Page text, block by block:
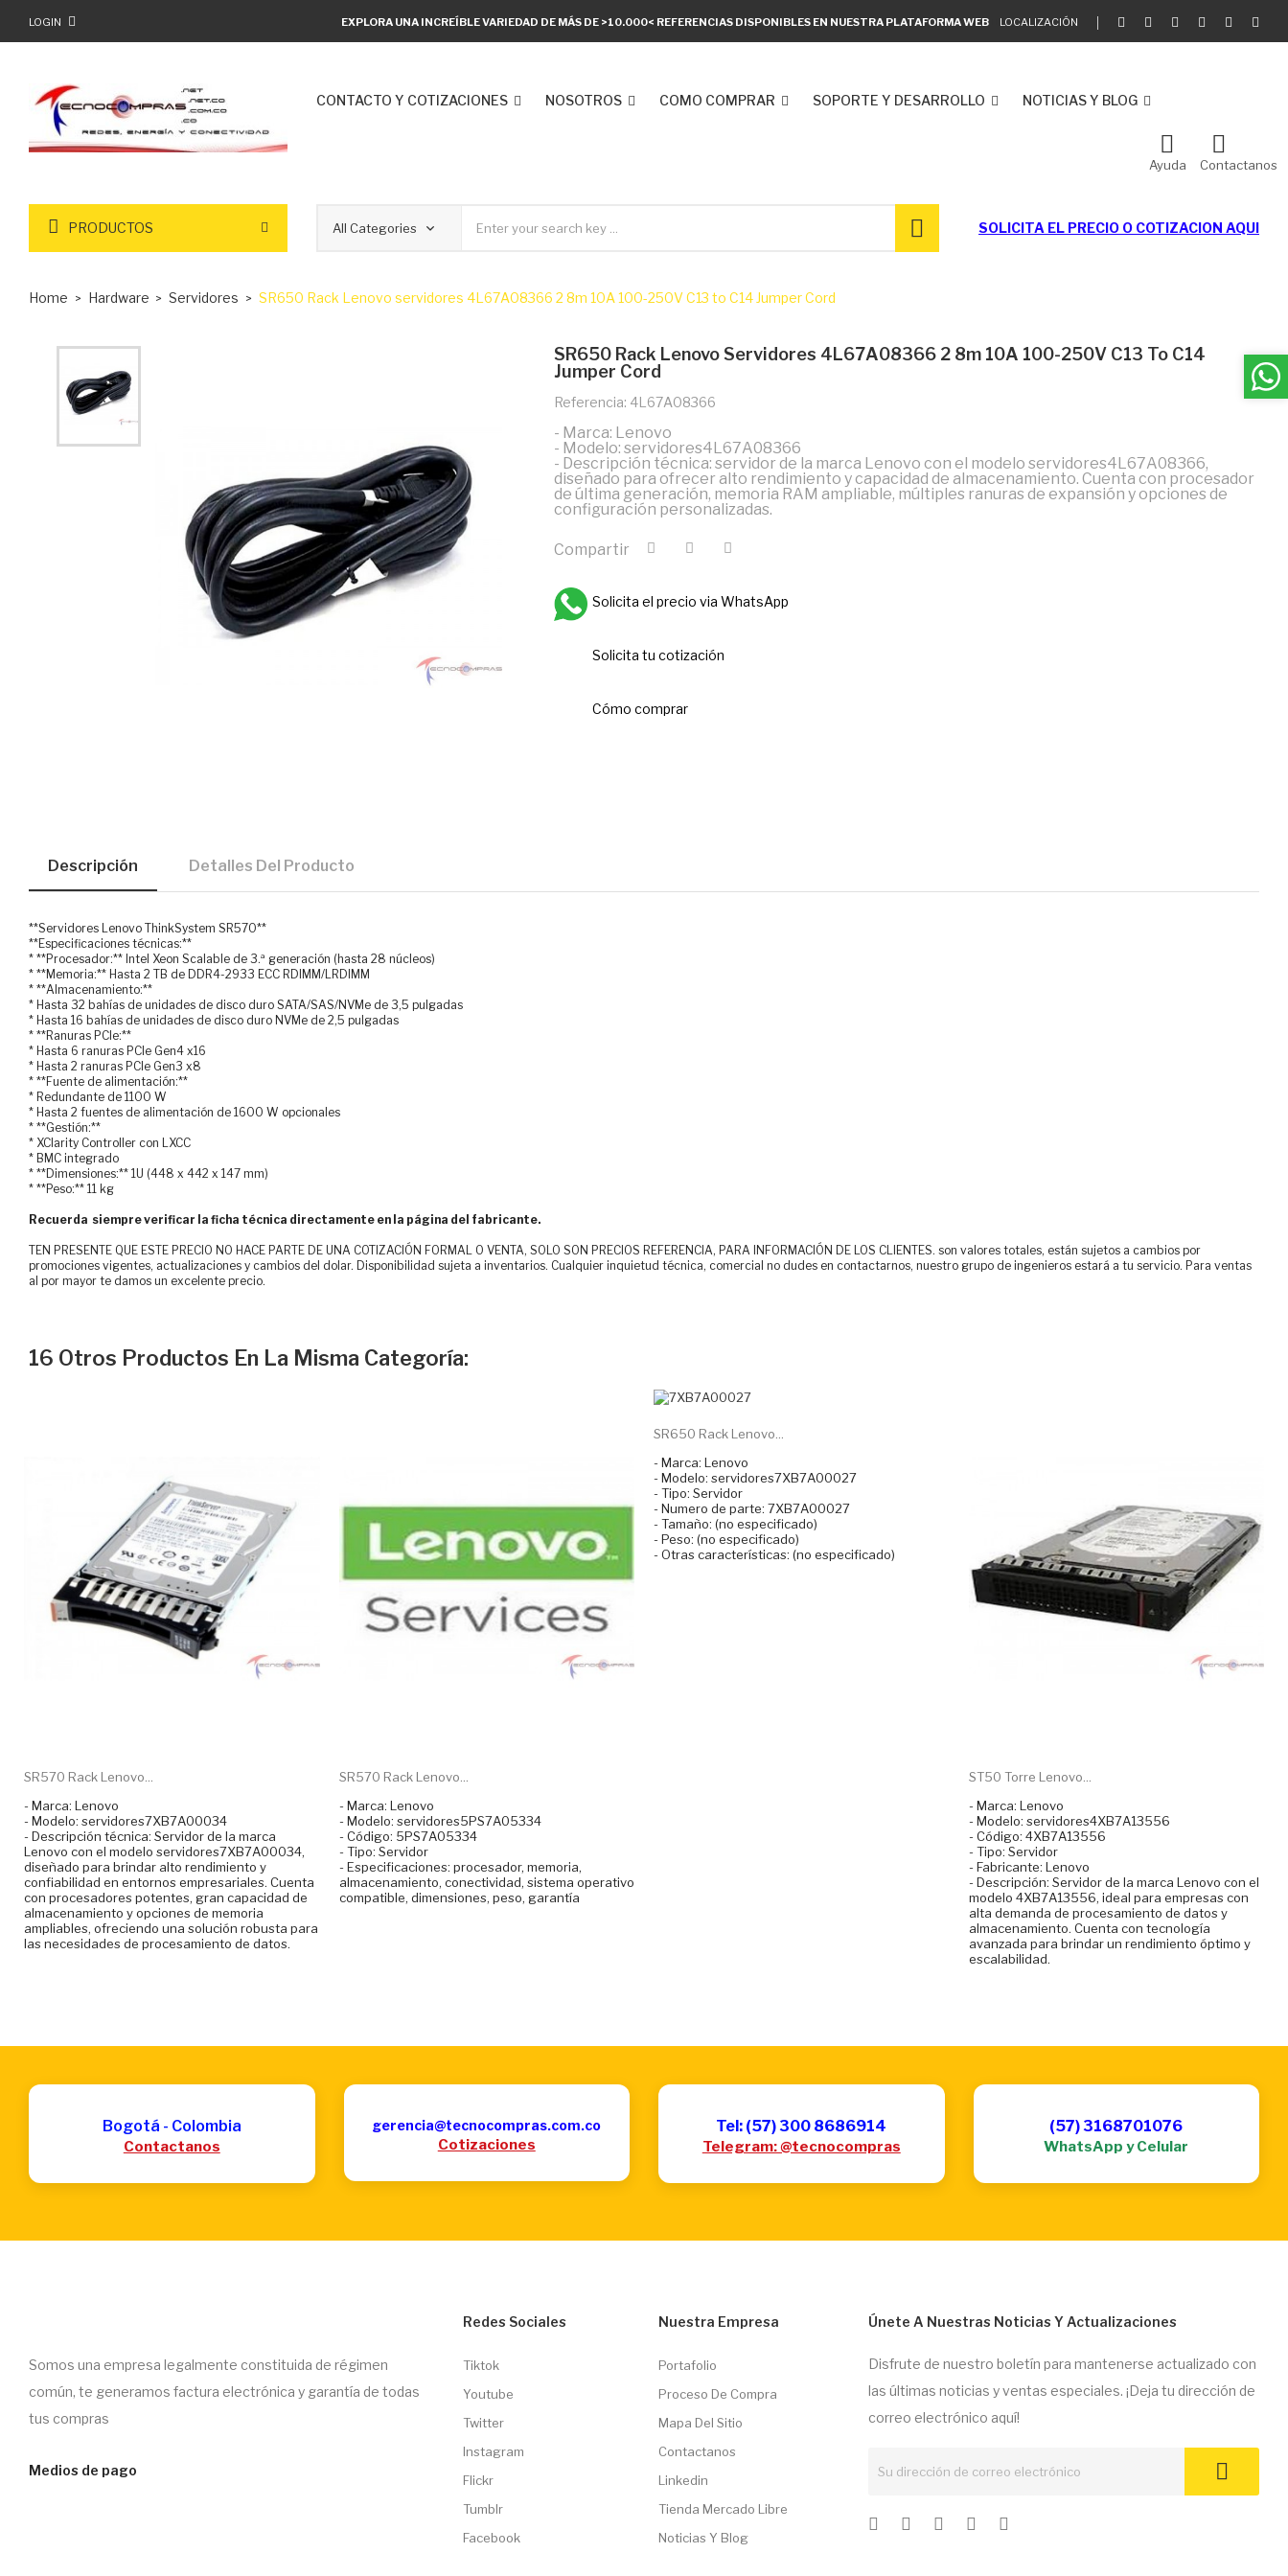
EXPLORA UNA INCREÍBLE VARIEDAD DE MÁS DE >10.000< REFERENCIAS DISPONIBLES EN NUESTRA PLATAFORMA WEB LOCALIZACIÓN
LOGIN
CONTACTO Y COTIZACIONES NOSOTROS COMO COMPRAR SOPORTE Y DESARROLLO NOTICIAS Y BLOG
Ayuda Contactanos
PRODUCTOS SOLICITA EL PRECIO O COTIZACION AQUI
Home Hardware Servidores SR650 Rack Lenovo servidores 4L67A08366 2 8m 10A 100-250V C13 to C14 Jumper Cord
SR650 Rack Lenovo Servidores 4L67A08366 2 8m 10A 100-250V C13 To C14
Jumper Cord
Referencia: 4L67A08366
- Marca: Lenovo
- Modelo: servidores4L67A08366
- Descripción técnica: servidor de la marca Lenovo con el modelo servidores4L67A08366,
diseñado para ofrecer alto rendimiento y capacidad de almacenamiento. Cuenta con procesador
de última generación, memoria RAM ampliable, múltiples ranuras de expansión y opciones de
configuración personalizadas.
Compartir
Solicita el precio via WhatsApp
Solicita tu cotización
Cómo comprar
Descripción Detalles Del Producto
**Servidores Lenovo ThinkSystem SR570**
**Especificaciones técnicas:**
* **Procesador:** Intel Xeon Scalable de 3.ª generación (hasta 28 núcleos)
* **Memoria:** Hasta 2 TB de DDR4-2933 ECC RDIMM/LRDIMM
* **Almacenamiento:**
* Hasta 32 bahías de unidades de disco duro SATA/SAS/NVMe de 3,5 pulgadas
* Hasta 16 bahías de unidades de disco duro NVMe de 2,5 pulgadas
* **Ranuras PCIe:**
* Hasta 6 ranuras PCIe Gen4 x16
* Hasta 2 ranuras PCIe Gen3 x8
* **Fuente de alimentación:**
* Redundante de 1100 W
* Hasta 2 fuentes de alimentación de 1600 W opcionales
* **Gestión:**
* XClarity Controller con LXCC
* BMC integrado
* **Dimensiones:** 1U (448 x 442 x 147 mm)
* **Peso:** 11 kg
Recuerda siempre verificar la ficha técnica directamente en la página del fabricante.
TEN PRESENTE QUE ESTE PRECIO NO HACE PARTE DE UNA COTIZACIÓN FORMAL O VENTA, SOLO SON PRECIOS REFERENCIA, PARA INFORMACIÓN DE LOS CLIENTES. son valores totales, están sujetos a cambios por
promociones vigentes, actualizaciones y cambios del dolar. Disponibilidad sujeta a inventarios. Cualquier inquietud técnica, comercial no dudes en contactarnos, nuestro grupo de ingenieros estará a tu servicio. Para ventas
al por mayor te damos un excelente precio.
16 Otros Productos En La Misma Categoría:
SR570 Rack Lenovo...
- Marca: Lenovo
- Modelo: servidores7XB7A00034
- Descripción técnica: Servidor de la marca
Lenovo con el modelo servidores7XB7A00034,
diseñado para brindar alto rendimiento y
confiabilidad en entornos empresariales. Cuenta
con procesadores potentes, gran capacidad de
almacenamiento y opciones de memoria
ampliables, ofreciendo una solución robusta para
las necesidades de procesamiento de datos.
SR570 Rack Lenovo...
- Marca: Lenovo
- Modelo: servidores5PS7A05334
- Código: 5PS7A05334
- Tipo: Servidor
- Especificaciones: procesador, memoria,
almacenamiento, conectividad, sistema operativo
compatible, dimensiones, peso, garantía
SR650 Rack Lenovo...
- Marca: Lenovo
- Modelo: servidores7XB7A00027
- Tipo: Servidor
- Numero de parte: 7XB7A00027
- Tamaño: (no especificado)
- Peso: (no especificado)
- Otras características: (no especificado)
ST50 Torre Lenovo...
- Marca: Lenovo
- Modelo: servidores4XB7A13556
- Código: 4XB7A13556
- Tipo: Servidor
- Fabricante: Lenovo
- Descripción: Servidor de la marca Lenovo con el
modelo 4XB7A13556, ideal para empresas con
alta demanda de procesamiento de datos y
almacenamiento. Cuenta con tecnología
avanzada para brindar un rendimiento óptimo y
escalabilidad.
Bogotá - Colombia
Contactanos
gerencia@tecnocompras.com.co
Cotizaciones
Tel: (57) 300 8686914
Telegram: @tecnocompras
(57) 3168701076
WhatsApp y Celular
Somos una empresa legalmente constituida de régimen
común, te generamos factura electrónica y garantía de todas
tus compras
Medios de pago
Redes Sociales
Tiktok
Youtube
Twitter
Instagram
Flickr
Tumblr
Facebook
Nuestra Empresa
Portafolio
Proceso De Compra
Mapa Del Sitio
Contactanos
Linkedin
Tienda Mercado Libre
Noticias Y Blog
Únete A Nuestras Noticias Y Actualizaciones
Disfrute de nuestro boletín para mantenerse actualizado con
las últimas noticias y ventas especiales. ¡Deja tu dirección de
correo electrónico aquí!